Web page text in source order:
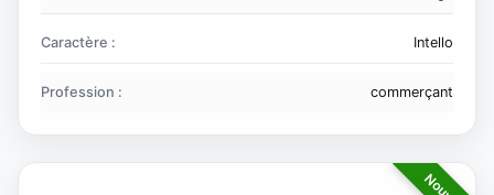
Caractère : Intello
Profession : commerçant